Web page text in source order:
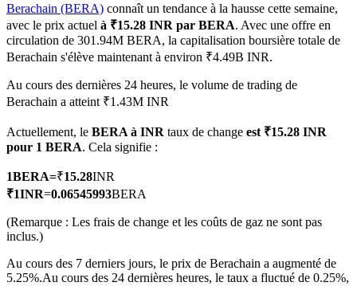
Futures COIN-M
Contrats à terme sur crypto-monnaie
TradFi
Produits dérivés sur actions, forex, métaux précieux et matières
premières
Berachain (BERA) connaît un tendance à la hausse cette semaine,
avec le prix actuel à ₹15.28 INR par BERA. Avec une offre en
circulation de 301.94M BERA, la capitalisation boursière totale de
Berachain s'élève maintenant à environ ₹4.49B INR.
Au cours des dernières 24 heures, le volume de trading de
Berachain a atteint ₹1.43M INR
Actuellement, le BERA à INR taux de change est ₹15.28 INR
pour 1 BERA. Cela signifie :
1BERA=₹15.28INR
₹1INR=0.06545993BERA
(Remarque : Les frais de change et les coûts de gaz ne sont pas
inclus.)
Au cours des 7 derniers jours, le prix de Berachain a augmenté de
5.25%.Au cours des 24 dernières heures, le taux a fluctué de 0.25%,